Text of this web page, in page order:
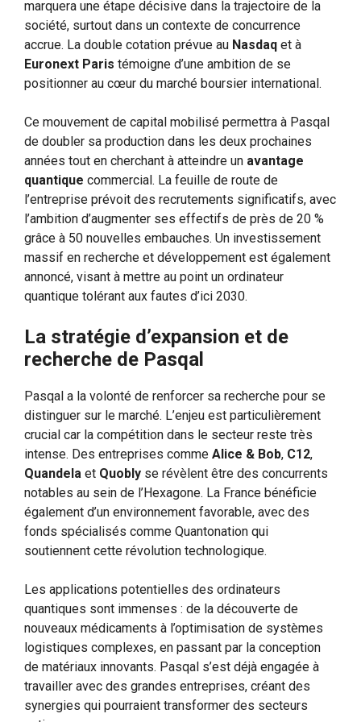
marquera une étape décisive dans la trajectoire de la
société, surtout dans un contexte de concurrence
accrue. La double cotation prévue au Nasdaq et à
Euronext Paris témoigne d’une ambition de se
positionner au cœur du marché boursier international.
Ce mouvement de capital mobilisé permettra à Pasqal
de doubler sa production dans les deux prochaines
années tout en cherchant à atteindre un avantage
quantique commercial. La feuille de route de
l’entreprise prévoit des recrutements significatifs, avec
l’ambition d’augmenter ses effectifs de près de 20 %
grâce à 50 nouvelles embauches. Un investissement
massif en recherche et développement est également
annoncé, visant à mettre au point un ordinateur
quantique tolérant aux fautes d’ici 2030.
La stratégie d’expansion et de
recherche de Pasqal
Pasqal a la volonté de renforcer sa recherche pour se
distinguer sur le marché. L’enjeu est particulièrement
crucial car la compétition dans le secteur reste très
intense. Des entreprises comme Alice & Bob, C12,
Quandela et Quobly se révèlent être des concurrents
notables au sein de l’Hexagone. La France bénéficie
également d’un environnement favorable, avec des
fonds spécialisés comme Quantonation qui
soutiennent cette révolution technologique.
Les applications potentielles des ordinateurs
quantiques sont immenses : de la découverte de
nouveaux médicaments à l’optimisation de systèmes
logistiques complexes, en passant par la conception
de matériaux innovants. Pasqal s’est déjà engagée à
travailler avec des grandes entreprises, créant des
synergies qui pourraient transformer des secteurs